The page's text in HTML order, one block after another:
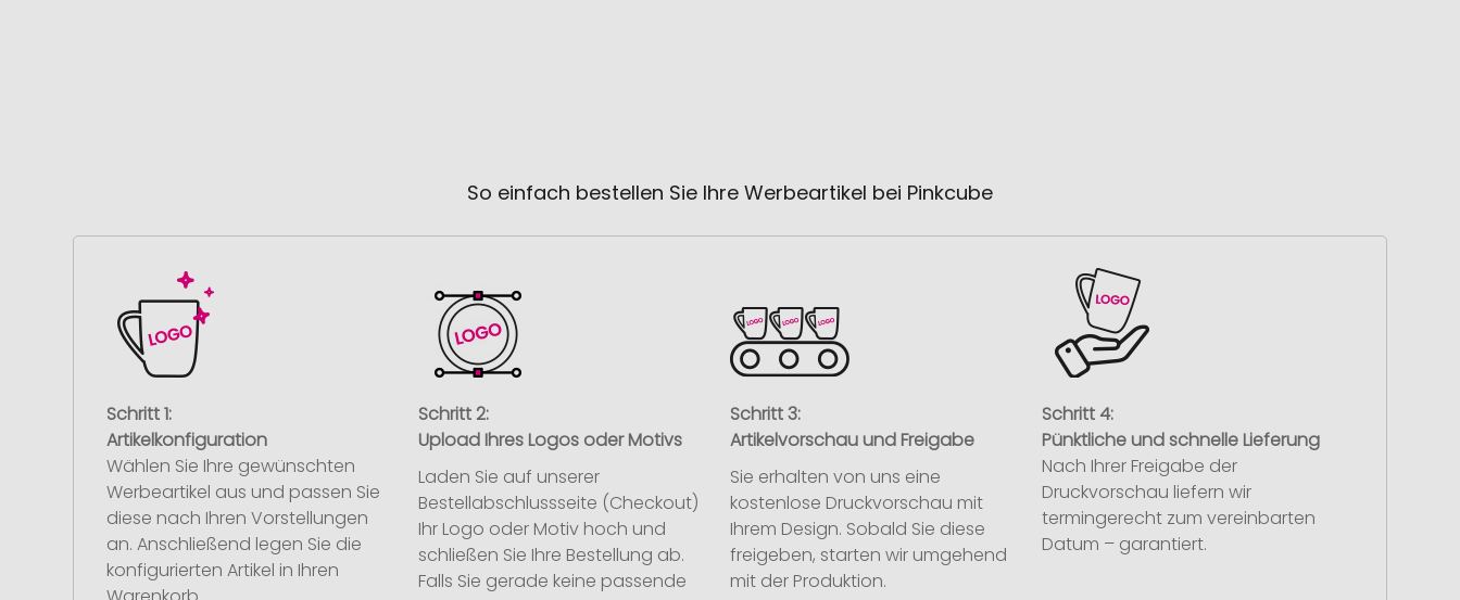
So einfach bestellen Sie Ihre Werbeartikel bei Pinkcube
Schritt 1:
Artikelkonfiguration
Wählen Sie Ihre gewünschten
Werbeartikel aus und passen Sie
diese nach Ihren Vorstellungen
an. Anschließend legen Sie die
konfigurierten Artikel in Ihren
Schritt 2:
Upload Ihres Logos oder Motivs
Laden Sie auf unserer
Bestellabschlussseite (Checkout)
Ihr Logo oder Motiv hoch und
schließen Sie Ihre Bestellung ab.
Falls Sie gerade keine passende
Schritt 3:
Artikelvorschau und Freigabe
Sie erhalten von uns eine
kostenlose Druckvorschau mit
Ihrem Design. Sobald Sie diese
freigeben, starten wir umgehend
mit der Produktion.
Schritt 4:
Pünktliche und schnelle Lieferung
Nach Ihrer Freigabe der
Druckvorschau liefern wir
termingerecht zum vereinbarten
Datum – garantiert.